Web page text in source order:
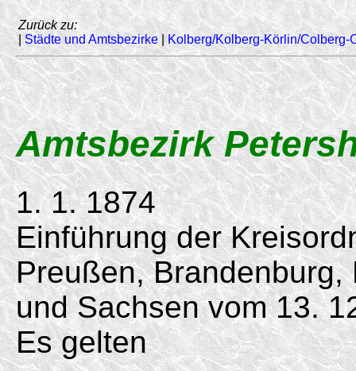
Zurück zu:
| Städte und Amtsbezirke|Kolberg/Kolberg-Körlin/Colberg-
Amtsbezirk
1. 1. 1874
Einführung der
Preußen,
und Sachsen vom 13.
Es gelten